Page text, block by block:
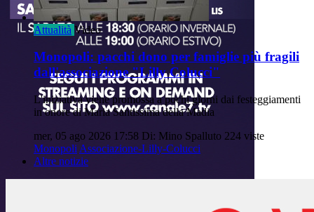
Attualità Video
Monopoli: pacchi dono per famiglie più fragili
dall'associazione "Lilly Colucci"
L'iniziativa viene promossa a pochi giorni dai festeggiamenti
in onore di Maria Santissima della Madia
mer, 05 ago 2026 17:58 Di: Mino Spalluto 224 viste
Monopoli Associazione-Lilly-Colucci
Altre notizie